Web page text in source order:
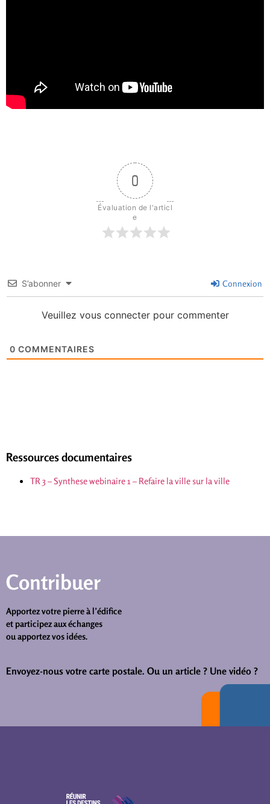
0
Évaluation de l'articl
e
S’abonner Connexion
Veuillez vous connecter pour commenter
0 COMMENTAIRES
Ressources documentaires
TR 3 – Synthese webinaire 1 – Refaire la ville sur la ville
Contribuer
Apportez votre pierre à l’édifice
et participez aux échanges
ou apportez vos idées.
Envoyez-nous votre carte postale. Ou un article ? Une vidéo ?